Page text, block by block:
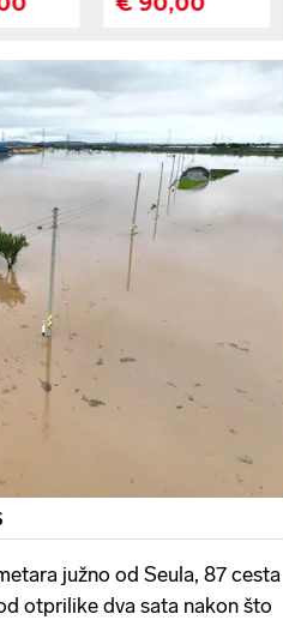
južno od Seula, 87 cesta
otprilike dva sata nakon što